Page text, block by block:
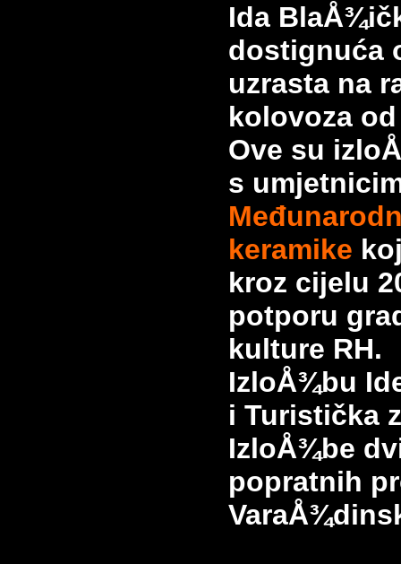
Ida
dostignuća
uzrasta na
kolovoza
Ove su
s
keramike
kroz cijelu
potporu
kulture RH.
IzloÅ¾bu
i Turistička
IzloÅ¾be
popratnih